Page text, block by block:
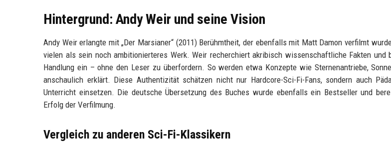
Hintergrund: Andy Weir und seine Vision
Andy Weir erlangte mit „Der Marsianer“ (2011) Berühmtheit, der ebenfalls mit Matt Damon verfilmt
vielen als sein noch ambitionierteres Werk. Weir recherchiert akribisch wissenschaftliche Fakten und
Handlung ein – ohne den Leser zu überfordern. So werden etwa Konzepte wie Sternenantriebe,
anschaulich erklärt. Diese Authentizität schätzen nicht nur Hardcore-Sci-Fi-Fans, sondern auch
Unterricht einsetzen. Die deutsche Übersetzung des Buches wurde ebenfalls ein Bestseller und
Erfolg der Verfilmung.
Vergleich zu anderen Sci-Fi-Klassikern